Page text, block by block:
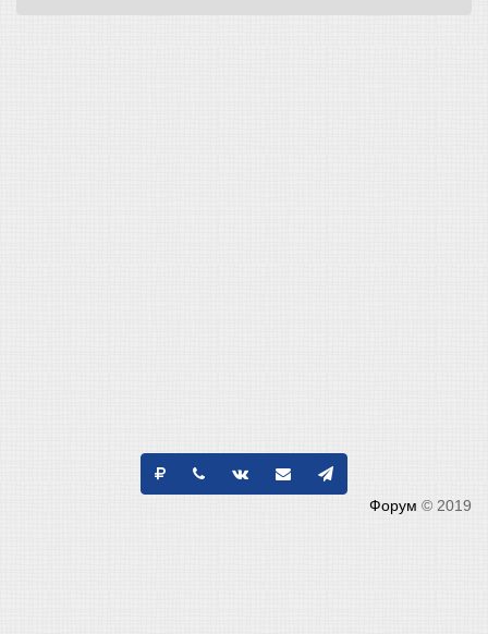
Форум © 2019